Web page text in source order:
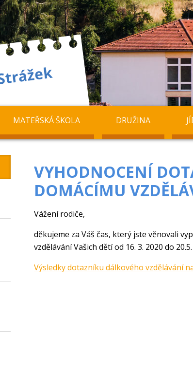
MATEŘSKÁ ŠKOLA DRUŽINA
VYHODNOCENÍ
DOMÁCÍMU
Vážení rodiče,
děkujeme za Váš čas, který jste věnovali
vzdělávání Vašich dětí od 16. 3. 2020 do
Výsledky dotazníku dálkového vzdělávání